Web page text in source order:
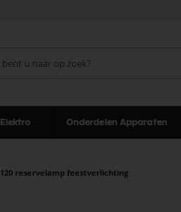
Elektro Onderdelen Apparaten
reservelamp feestverlichting